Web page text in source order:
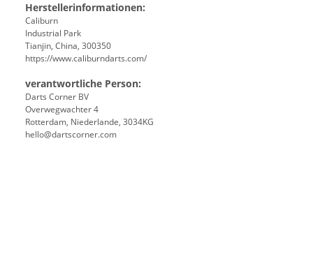
Herstellerinformationen:
Caliburn
Industrial Park
Tianjin, China, 300350
https://www.caliburndarts.com/
verantwortliche Person:
Darts Corner BV
Overwegwachter 4
Rotterdam, Niederlande, 3034KG
hello@dartscorner.com